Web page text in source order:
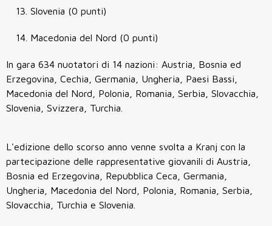
Slovenia (0 punti)
Macedonia del Nord (0 punti) ​
In gara 634 nuotatori di 14 nazioni: Austria, Bosnia ed
Erzegovina, Cechia, Germania, Ungheria, Paesi Bassi,
Macedonia del Nord, Polonia, Romania, Serbia, Slovacchia,
Slovenia, Svizzera, Turchia.
L'edizione dello scorso anno venne svolta a Kranj con la
partecipazione delle rappresentative giovanili di Austria,
Bosnia ed Erzegovina, Repubblica Ceca, Germania,
Ungheria, Macedonia del Nord, Polonia, Romania, Serbia,
Slovacchia, Turchia e Slovenia.